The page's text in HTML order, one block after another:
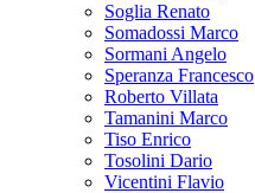
Soglia Renato
Somadossi Marco
Sormani Angelo
Speranza Francesco
Roberto Villata
Tamanini Marco
Tiso Enrico
Tosolini Dario
Vicentini Flavio